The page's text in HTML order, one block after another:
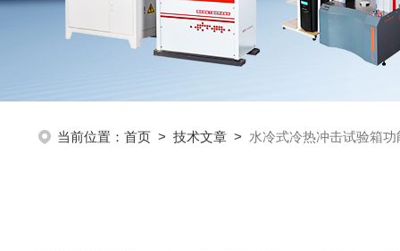
当前位置： 首页 > 技术文章 > 水冷式冷热冲击试验箱功